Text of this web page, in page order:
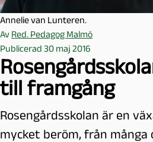
Annelie van Lunteren.
Av Red. Pedagog Malmö
Publicerad 30 maj 2016
till framgång
Rosengårdsskolan är en
mycket beröm, från många